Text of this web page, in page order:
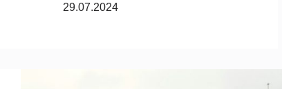
29.07.2024